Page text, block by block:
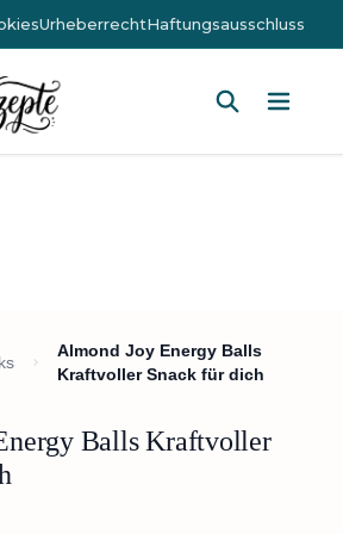
UrheberrechtHaftungsausschluss
Almond Joy Energy Balls
Kraftvoller Snack für dich
Balls Kraftvoller